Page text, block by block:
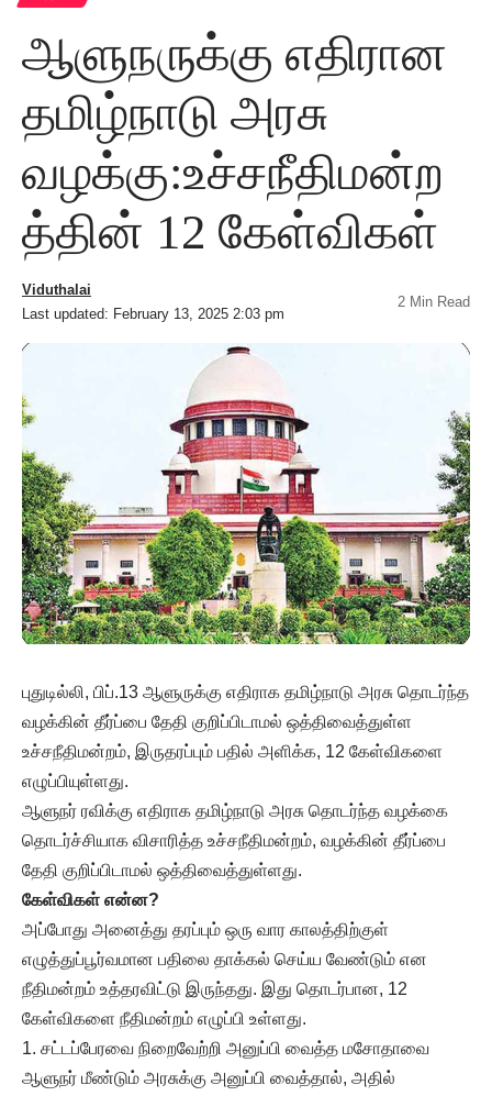
ஆளுநருக்கு எதிரான
தமிழ்நாடு அரசு
வழக்கு:உச்சநீதிமன்ற
த்தின் 12 கேள்விகள்
Last updated: February 13, 2025 2:03 pm
Viduthalai
2 Min Read
புதுடில்லி, பிப்.13 ஆளுருக்கு எதிராக தமிழ்நாடு அரசு தொடர்ந்த
வழக்கின் தீர்ப்பை தேதி குறிப்பிடாமல் ஒத்திவைத்துள்ள
உச்சநீதிமன்றம், இருதரப்பும் பதில் அளிக்க, 12 கேள்விகளை
எழுப்பியுள்ளது.
ஆளுநர் ரவிக்கு எதிராக தமிழ்நாடு அரசு தொடர்ந்த வழக்கை
தொடர்ச்சியாக விசாரித்த உச்சநீதிமன்றம், வழக்கின் தீர்ப்பை
தேதி குறிப்பிடாமல் ஒத்திவைத்துள்ளது.
கேள்விகள் என்ன?
அப்போது அனைத்து தரப்பும் ஒரு வார காலத்திற்குள்
எழுத்துப்பூர்வமான பதிலை தாக்கல் செய்ய வேண்டும் என
நீதிமன்றம் உத்தரவிட்டு இருந்தது. இது தொடர்பான, 12
கேள்விகளை நீதிமன்றம் எழுப்பி உள்ளது.
1. சட்டப்பேரவை நிறைவேற்றி அனுப்பி வைத்த மசோதாவை
ஆளுநர் மீண்டும் அரசுக்கு அனுப்பி வைத்தால், அதில்